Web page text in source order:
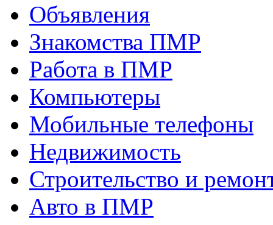
Объявления
Знакомства ПМР
Работа в ПМР
Компьютеры
Мобильные телефоны
Недвижимость
Строительство и
Авто в ПМР